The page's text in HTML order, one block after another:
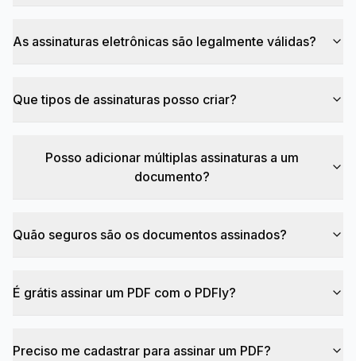
As assinaturas eletrônicas são legalmente válidas?
Que tipos de assinaturas posso criar?
Posso adicionar múltiplas assinaturas a um
documento?
Quão seguros são os documentos assinados?
É grátis assinar um PDF com o PDFly?
Preciso me cadastrar para assinar um PDF?